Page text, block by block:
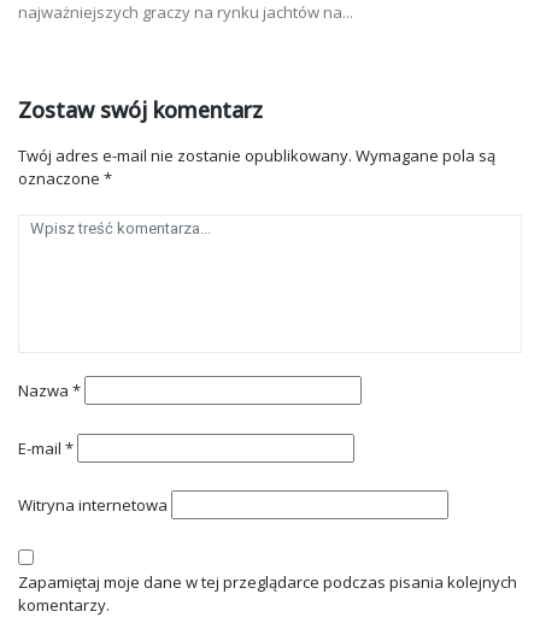
najważniejszych graczy na rynku jachtów na...
Zostaw swój komentarz
Twój adres e-mail nie zostanie opublikowany. Wymagane pola są
oznaczone *
Nazwa *
E-mail *
Witryna internetowa
Zapamiętaj moje dane w tej przeglądarce podczas pisania kolejnych
komentarzy.